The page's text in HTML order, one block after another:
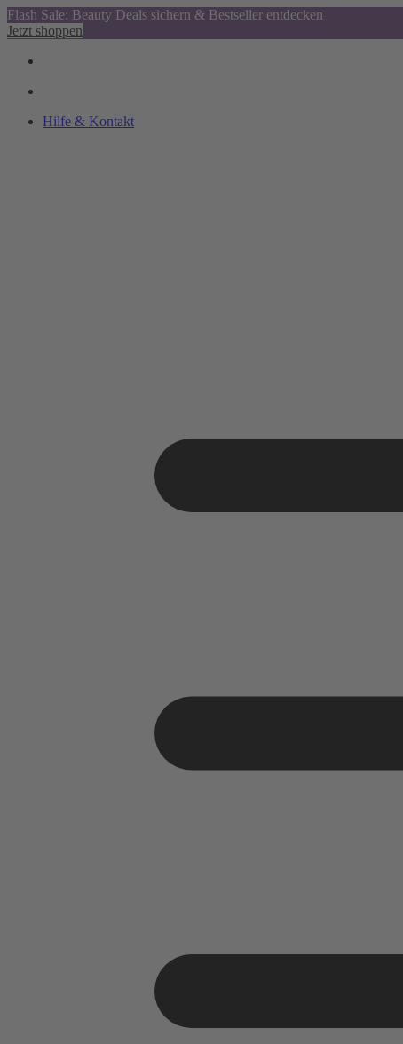
Flash Sale: Beauty Deals sichern & Bestseller entdecken
Jetzt shoppen
Hilfe & Kontakt